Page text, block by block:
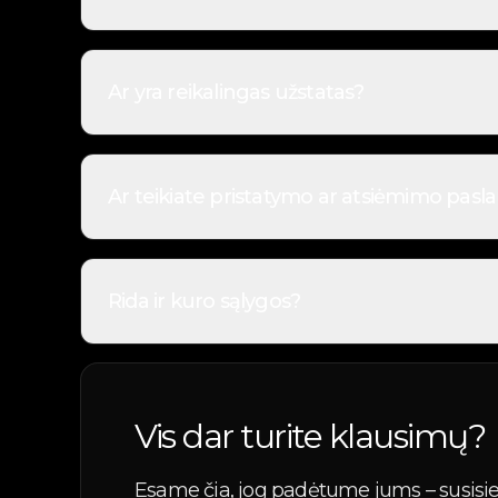
Norint išsinuomoti automobilį, reikalingas
Užstatas taikomas tik nuomos be vairuotojo
Taip, teikiame pristatymo ir atsiėmimo
Nuomojant automobilį su vairuotoju, rida
Vis dar turite klausimų?
Esame čia, jog padėtume jums –